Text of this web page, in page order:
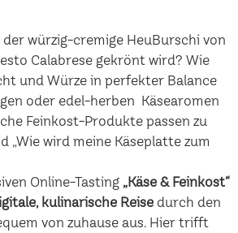
der würzig-cremige HeuBurschi von
Calabrese gekrönt wird? Wie
und Würze in perfekter Balance
oder edel-herben Käsearomen
Feinkost-Produkte passen zu
„Wie wird meine Käseplatte zum
Online-Tasting „Käse & Feinkost“
kulinarische Reisedurch den
von zuhause aus. Hier trifft